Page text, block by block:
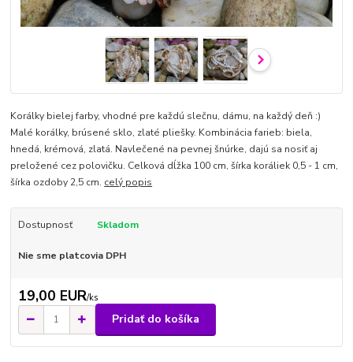
Korálky bielej farby, vhodné pre každú slečnu, dámu, na každý deň :)
Malé korálky, brúsené sklo, zlaté pliešky. Kombinácia farieb: biela,
hnedá, krémová, zlatá. Navlečené na pevnej šnúrke, dajú sa nosiť aj
preložené cez polovičku. Celková dĺžka 100 cm, šírka koráliek 0,5 - 1 cm,
šírka ozdoby 2,5 cm. celý popis
Dostupnosť Skladom
Nie sme platcovia DPH
19,00 EUR/ks
Pridať do košíka